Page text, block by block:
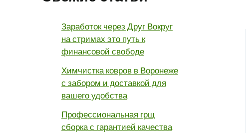
Заработок через Друг Вокруг
на стримах это путь к
финансовой свободе
Химчистка ковров в Воронеже
с забором и доставкой для
вашего удобства
Профессиональная грщ
сборка с гарантией качества